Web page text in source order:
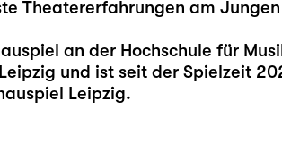
Theatererfahrungen am
an der Hochschule für
und ist seit der Spielzeit
Leipzig.